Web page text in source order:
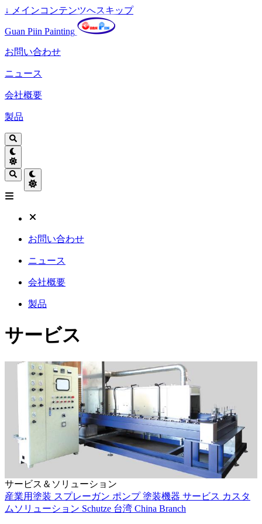
↓ メインコンテンツへスキップ
Guan Piin Painting
お問い合わせ
ニュース
会社概要
製品
お問い合わせ
ニュース
会社概要
製品
サービス
サービス＆ソリューション
産業用塗装 スプレーガン ポンプ塗装機器 サービス カスタ
ムソリューション Schutze 台湾 China Branch